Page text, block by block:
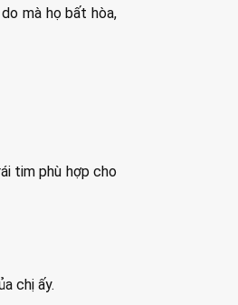
mà họ bất hòa,
tim phù hợp cho
chị ấy.